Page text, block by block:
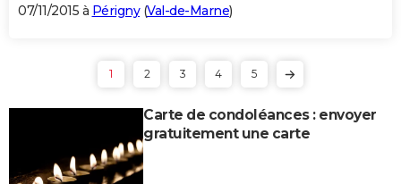
07/11/2015 à Périgny(Val-de-Marne)
1 2 3 4 5
Carte de condoléances : envoyer
gratuitement une carte